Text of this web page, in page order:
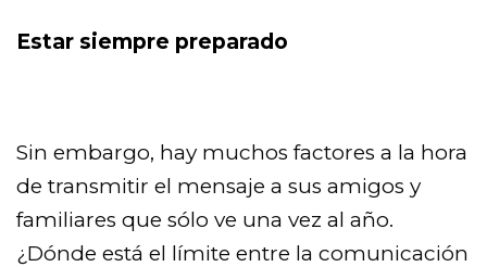
Estar siempre preparado
Sin embargo, hay muchos factores a la hora
de transmitir el mensaje a sus amigos y
familiares que sólo ve una vez al año.
¿Dónde está el límite entre la comunicación